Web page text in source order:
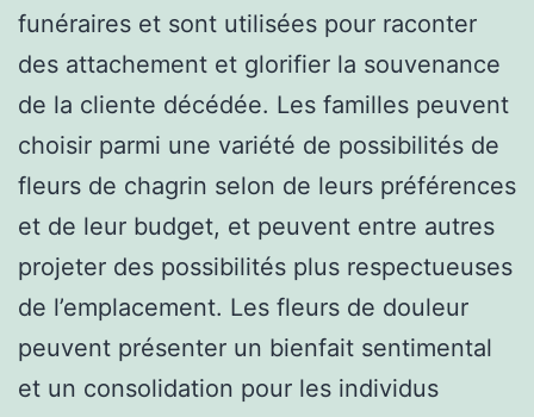
funéraires et sont utilisées pour raconter
des attachement et glorifier la souvenance
de la cliente décédée. Les familles peuvent
choisir parmi une variété de possibilités de
fleurs de chagrin selon de leurs préférences
et de leur budget, et peuvent entre autres
projeter des possibilités plus respectueuses
de l’emplacement. Les fleurs de douleur
peuvent présenter un bienfait sentimental
et un consolidation pour les individus